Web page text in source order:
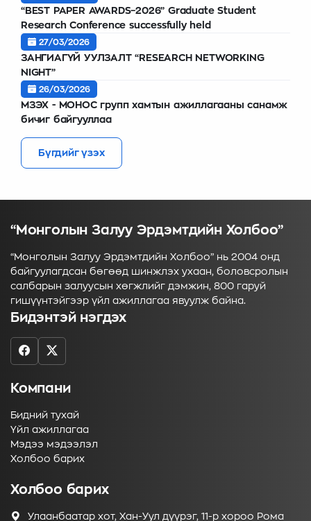
“BEST PAPER AWARDS–2026” Graduate Student
Research Conference successfully held
27/03/2026
ЗАНГИАГҮЙ УУЛЗАЛТ “RESEARCH NETWORKING
NIGHT”
26/03/2026
МЗЭХ - МОНОС групп хамтын ажиллагааны санамж
бичиг байгууллаа
Бүгдийг үзэх
“Монголын Залуу Эрдэмтдийн Холбоо”
“Монголын Залуу Эрдэмтдийн Холбоо” нь 2004 онд
байгуулагдсан бөгөөд шинжлэх ухаан, боловсролын
салбарын залуусын хөгжлийг дэмжин, 800 гаруй
гишүүнтэйгээр үйл ажиллагаа явуулж байна.
Бидэнтэй нэгдэх
Компани
Бидний тухай
Үйл ажиллагаа
Мэдээ мэдээлэл
Холбоо барих
Холбоо барих
Улаанбаатар хот, Хан-Уул дүүрэг, 11-р хороо Рома